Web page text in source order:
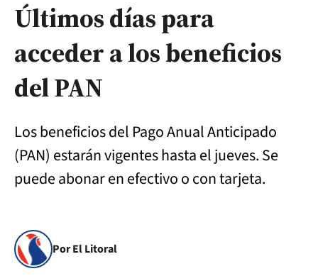
Últimos días para
acceder a los beneficios
del PAN
Los beneficios del Pago Anual Anticipado
(PAN) estarán vigentes hasta el jueves. Se
puede abonar en efectivo o con tarjeta.
Por El Litoral